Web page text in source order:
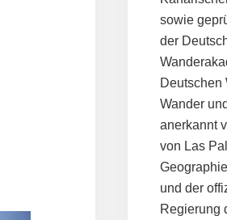
sowie
der
Deutschen
Wander
anerkannt
von Las
und der
Regierung